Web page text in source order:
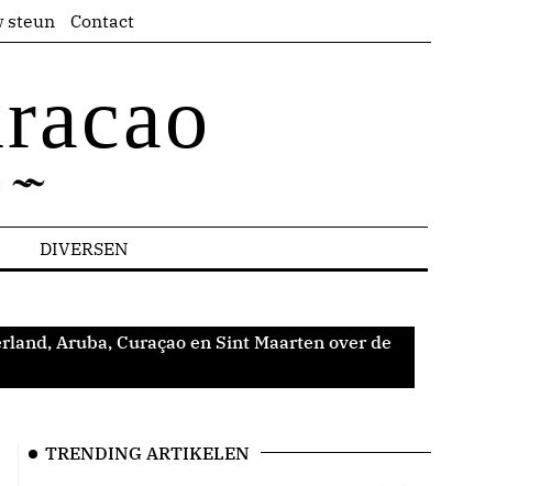
steun Contact
DIVERSEN
Aruba, Curaçao en Sint Maarten over de
TRENDING ARTIKELEN